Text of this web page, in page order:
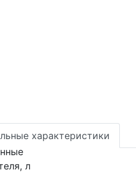
характеристики
л